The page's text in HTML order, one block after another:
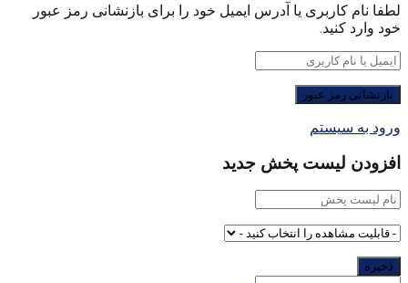
لطفا نام کاربری یا آدرس ایمیل خود را برای بازنشانی رمز عبور
خود وارد کنید.
ورود به سیستم
افزودن لیست پخش جدید